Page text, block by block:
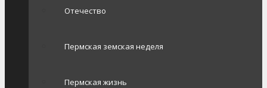
Отечество
Пермская земская неделя
Пермская жизнь